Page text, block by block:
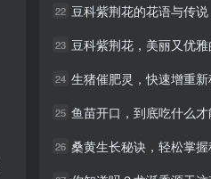
22 豆科紫荆花的花语与传
23 豆科紫荆花，美丽又优
24 生猪催肥灵，快速增重新
25 鱼苗开口，到底吃什么
26 桑黄生长秘诀，轻松掌握
22 豆科紫荆花的花语与传
23 豆科紫荆花，美丽又优
24 生猪催肥灵，快速增重新
25 鱼苗开口，到底吃什么
26 桑黄生长秘诀，轻松掌握